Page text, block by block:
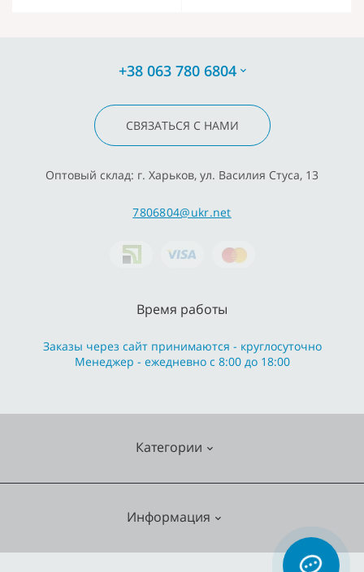
+38 063 780 6804
СВЯЗАТЬСЯ С НАМИ
Оптовый склад: г. Харьков, ул. Василия Стуса, 13
7806804@ukr.net
Категории
Информация
Время работы
Заказы через сайт принимаются - круглосуточно
Менеджер - ежедневно с 8:00 до 18:00